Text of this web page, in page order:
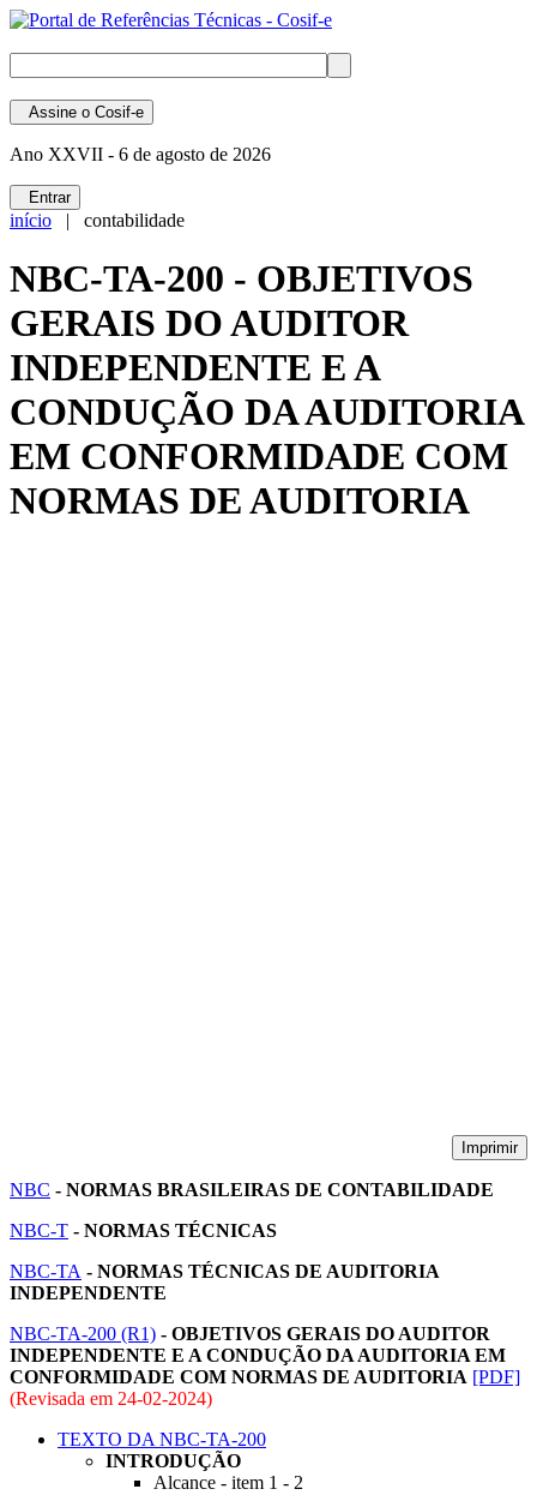
Assine o Cosif-e
Ano XXVII - 6 de agosto de 2026
Entrar
início | contabilidade
NBC-TA-200 - OBJETIVOS
GERAIS DO AUDITOR
INDEPENDENTE E A
CONDUÇÃO DA AUDITORIA
EM CONFORMIDADE COM
NORMAS DE AUDITORIA
Imprimir
NBC - NORMAS BRASILEIRAS DE CONTABILIDADE
NBC-T - NORMAS TÉCNICAS
NBC-TA - NORMAS TÉCNICAS DE AUDITORIA
INDEPENDENTE
NBC-TA-200 (R1) - OBJETIVOS GERAIS DO AUDITOR
INDEPENDENTE E A CONDUÇÃO DA AUDITORIA EM
CONFORMIDADE COM NORMAS DE AUDITORIA [PDF]
(Revisada em 24-02-2024)
TEXTO DA NBC-TA-200
INTRODUÇÃO
Alcance - item 1 - 2